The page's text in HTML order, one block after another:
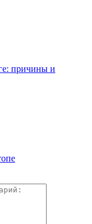
причины и